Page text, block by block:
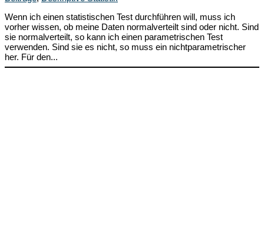
Wenn ich einen statistischen Test durchführen will, muss ich
vorher wissen, ob meine Daten normalverteilt sind oder nicht. Sind
sie normalverteilt, so kann ich einen parametrischen Test
verwenden. Sind sie es nicht, so muss ein nichtparametrischer
her. Für den...